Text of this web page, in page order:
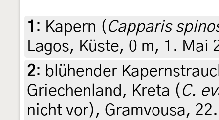
1 : Kapern ( Capparis
Lagos, Küste, 0 m, 1. Mai
2: blühender
Griechenland, Kreta ( C.
nicht vor), Gramvousa,